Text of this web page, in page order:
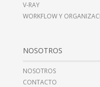
V-RAY
WORKFLOW Y
NOSOTROS
NOSOTROS
CONTACTO